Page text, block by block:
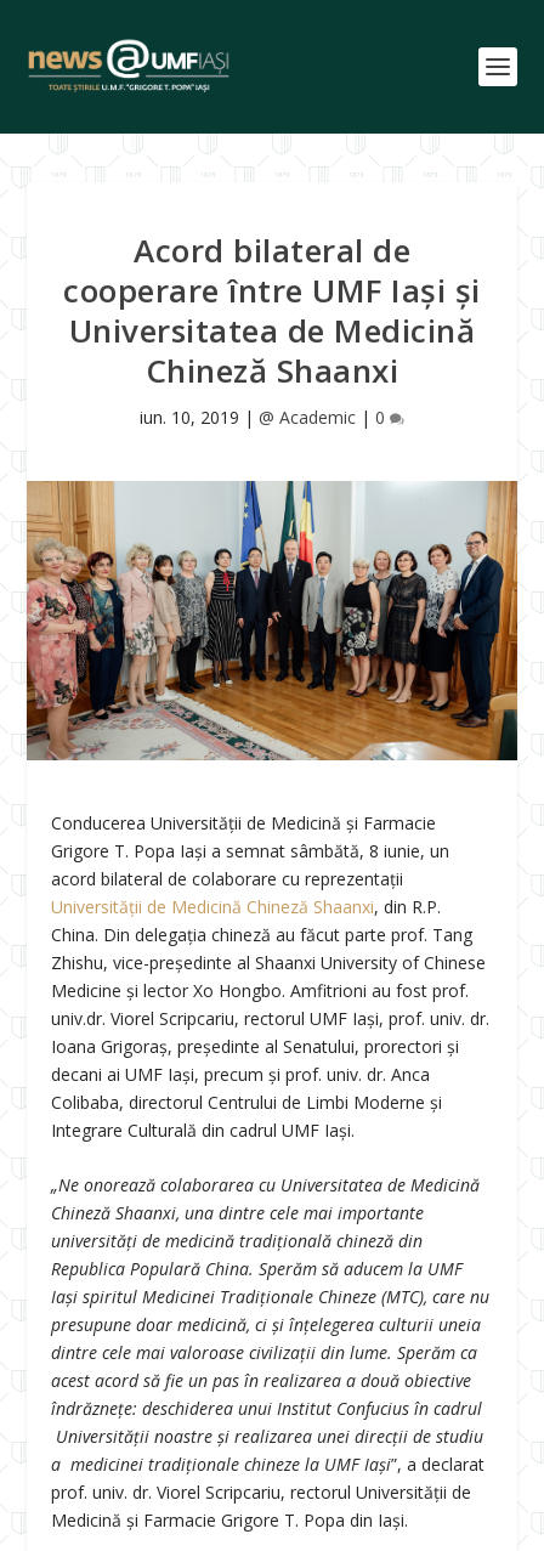
Acord bilateral de
cooperare între UMF Iași și
Universitatea de Medicină
Chineză Shaanxi
iun. 10, 2019 | @ Academic | 0
Conducerea Universității de Medicină și Farmacie
Grigore T. Popa Iași a semnat sâmbătă, 8 iunie, un
acord bilateral de colaborare cu reprezentații
Universității de Medicină Chineză Shaanxi, din R.P.
China. Din delegația chineză au făcut parte prof. Tang
Zhishu, vice-președinte al Shaanxi University of Chinese
Medicine și lector Xo Hongbo. Amfitrioni au fost prof.
univ.dr. Viorel Scripcariu, rectorul UMF Iași, prof. univ. dr.
Ioana Grigoraș, președinte al Senatului, prorectori și
decani ai UMF Iași, precum și prof. univ. dr. Anca
Colibaba, directorul Centrului de Limbi Moderne și
Integrare Culturală din cadrul UMF Iași.
„Ne onorează colaborarea cu Universitatea de Medicină
Chineză Shaanxi, una dintre cele mai importante
universități de medicină tradițională chineză din
Republica Populară China. Sperăm să aducem la UMF
Iași spiritul Medicinei Tradiționale Chineze (MTC), care nu
presupune doar medicină, ci și înțelegerea culturii uneia
dintre cele mai valoroase civilizații din lume. Sperăm ca
acest acord să fie un pas în realizarea a două obiective
îndrăznețe: deschiderea unui Institut Confucius în cadrul
Universității noastre și realizarea unei direcții de studiu
a medicinei tradiționale chineze la UMF Iași”, a declarat
prof. univ. dr. Viorel Scripcariu, rectorul Universității de
Medicină și Farmacie Grigore T. Popa din Iași.